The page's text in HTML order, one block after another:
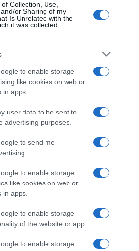
Collection, Use,
or Sharing of my
Is Unrelated with the
it was collected.
to enable storage
like cookies on web or
in apps.
user data to be sent to
advertising purposes.
to send me
to enable storage
like cookies on web or
in apps.
to enable storage
of the website or app.
to enable storage
A
p
p
meteo per il weekend a Olbia e in
Hunziker in Gallura, bella anche dal
vip svela come fa
dopo le polemiche il centro
di sosta contro spaccio e degrado:
ideale per la casa e l’ufficio